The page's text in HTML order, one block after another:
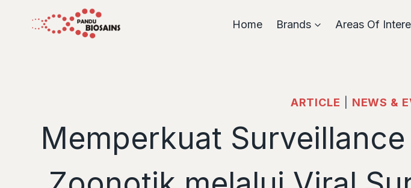
Home Brands Areas Of
ARTICLE NEWS &
Memperkuat